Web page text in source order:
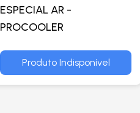
ESPECIAL AR -
PROCOOLER
Produto Indisponível